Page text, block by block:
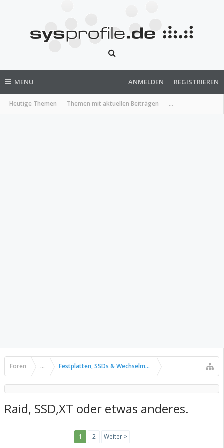
MENU
Heutige Themen Themen mit aktuellen Beiträgen ...
ANMELDEN REGISTRIEREN
Foren ... Festplatten, SSDs & Wechselmedien
Raid, SSD,XT oder etwas anderes.
1 2 Weiter >